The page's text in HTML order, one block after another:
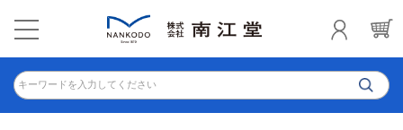
キーワードを入力してください